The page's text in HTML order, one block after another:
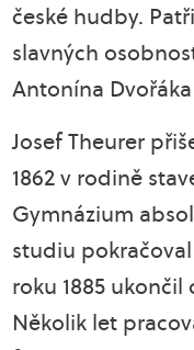
české hudby.
slavných
Antonína
Josef Theurer
1862 v rodině
Gymnázium
studiu
roku 1885
Několik let